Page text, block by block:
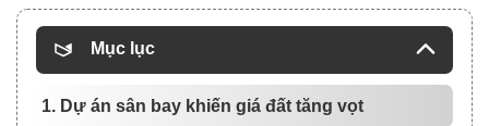
Mục lục
1. Dự án sân bay khiến giá đất tăng vọt